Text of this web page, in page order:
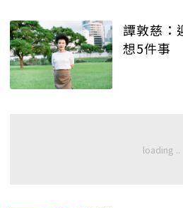
譚敦慈：
想5件事